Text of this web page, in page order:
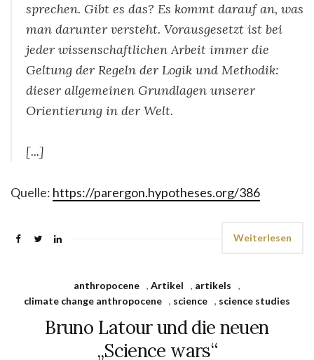
sprechen. Gibt es das? Es kommt darauf an, was
man darunter versteht. Vorausgesetzt ist bei
jeder wissenschaftlichen Arbeit immer die
Geltung der Regeln der Logik und Methodik:
dieser allgemeinen Grundlagen unserer
Orientierung in der Welt.
[...]
Quelle: https://parergon.hypotheses.org/386
Weiterlesen
anthropocene , Artikel , artikels
,
climate change anthropocene , science , science studies
Bruno Latour und die neuen
„Science wars“